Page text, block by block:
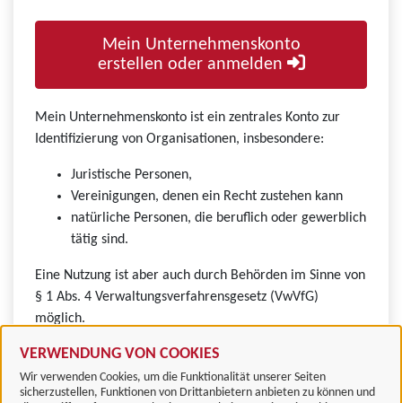
VERWENDUNG VON COOKIES
Wir verwenden Cookies, um die Funktionalität unserer Seiten
sicherzustellen, Funktionen von Drittanbietern anbieten zu können und
Mein Unternehmenskonto
erstellen oder anmelden
Mein Unternehmenskonto ist ein zentrales Konto zur
Identifizierung von Organisationen, insbesondere:
Juristische Personen,
Vereinigungen, denen ein Recht zustehen kann
natürliche Personen, die beruflich oder gewerblich
tätig sind.
Eine Nutzung ist aber auch durch Behörden im Sinne von
§ 1 Abs. 4 Verwaltungsverfahrensgesetz (VwVfG)
möglich.